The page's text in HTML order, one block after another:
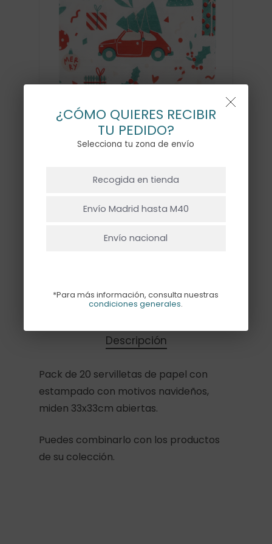
SERVILLETAS MERRY XMAS
– 20UD
Descripción
Pack de 20 servilletas de papel con
estampado con motivos navideños,
miden 33x33cm abiertas.
Puedes combinarlo con los productos
de su colección.
¿CÓMO QUIERES RECIBIR
TU PEDIDO?
Selecciona tu zona de envío
Recogida en tienda
Envío Madrid hasta M40
Envío nacional
*Para más información, consulta nuestras
condiciones generales.